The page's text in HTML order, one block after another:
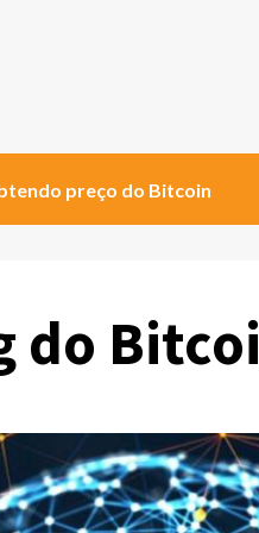
preço do Bitcoin
do